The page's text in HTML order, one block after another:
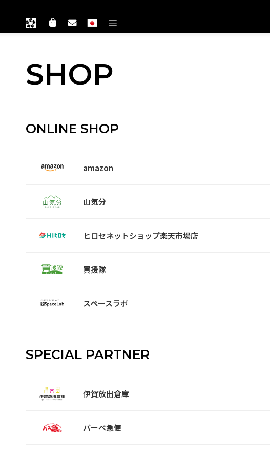
SHOP
ONLINE SHOP
amazon
山気分
ヒロセネットショップ楽天市場店
買援隊
スペースラボ
SPECIAL PARTNER
伊賀放出倉庫
バーベ急便